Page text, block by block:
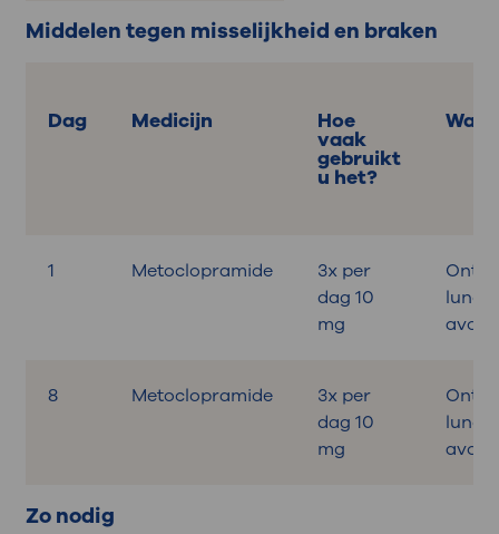
Middelen tegen misselijkheid en braken
Dag Medicijn Hoe
vaak
gebruikt
u het?
1 Metoclopramide
3x per
dag 10
mg
lunch,
8 Metoclopramide
3x per
dag 10
mg
lunch,
Zo nodig